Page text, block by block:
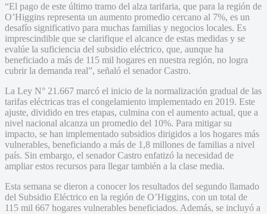
“El pago de este último tramo del alza tarifaria, que para la región de
O’Higgins representa un aumento promedio cercano al 7%, es un
desafío significativo para muchas familias y negocios locales. Es
imprescindible que se clarifique el alcance de estas medidas y se
evalúe la suficiencia del subsidio eléctrico, que, aunque ha
beneficiado a más de 115 mil hogares en nuestra región, no logra
cubrir la demanda real”, señaló el senador Castro.
La Ley N° 21.667 marcó el inicio de la normalización gradual de las
tarifas eléctricas tras el congelamiento implementado en 2019. Este
ajuste, dividido en tres etapas, culmina con el aumento actual, que a
nivel nacional alcanza un promedio del 10%. Para mitigar su
impacto, se han implementado subsidios dirigidos a los hogares más
vulnerables, beneficiando a más de 1,8 millones de familias a nivel
país. Sin embargo, el senador Castro enfatizó la necesidad de
ampliar estos recursos para llegar también a la clase media.
Esta semana se dieron a conocer los resultados del segundo llamado
del Subsidio Eléctrico en la región de O’Higgins, con un total de
115 mil 667 hogares vulnerables beneficiados. Además, se incluyó a